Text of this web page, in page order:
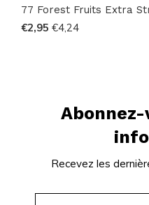
77 Forest Fruits Extra
€2,95 €4,24
Recevez les